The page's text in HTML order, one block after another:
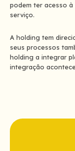
podem ter acesso
serviço.
A holding tem
seus processos
holding a integrar
integração